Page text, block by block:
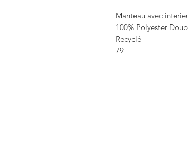
Manteau avec
100% Polyester
Recyclé
79